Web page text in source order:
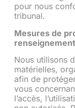
pour nous
tribunal.
Mesures de
Nous utilisons
matérielles,
afin de
vous
l’accès,